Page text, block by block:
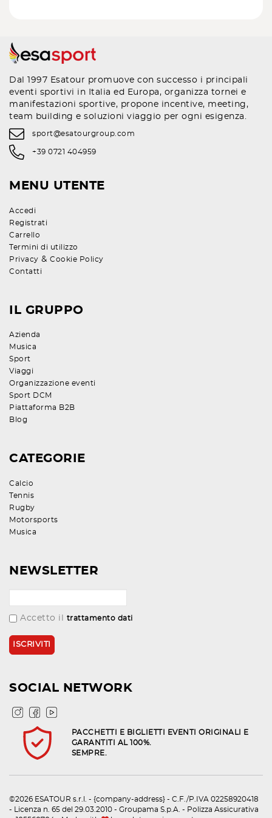
Dal 1997 Esatour promuove con successo i principali
eventi sportivi in Italia ed Europa, organizza tornei e
manifestazioni sportive, propone incentive, meeting,
team building e soluzioni viaggio per ogni esigenza.
sport@esatourgroup.com
+39 0721 404959
MENU UTENTE
Accedi
Registrati
Carrello
Termini di utilizzo
Privacy & Cookie Policy
Contatti
IL GRUPPO
Azienda
Musica
Sport
Viaggi
Organizzazione eventi
Sport DCM
Piattaforma B2B
Blog
CATEGORIE
Calcio
Tennis
Rugby
Motorsports
Musica
NEWSLETTER
Accetto il trattamento dati
SOCIAL NETWORK
PACCHETTI E BIGLIETTI EVENTI ORIGINALI E
GARANTITI AL 100%.
SEMPRE.
©2026 ESATOUR s.r.l. - {company-address} - C.F./P.IVA 02258920418
- Licenza n. 65 del 29.03.2010 - Groupama S.p.A. - Polizza Assicurativa